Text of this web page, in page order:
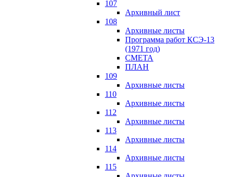
107
Архивный лист
108
Архивные листы
Программа работ КСЭ-13
(1971 год)
СМЕTA
ПЛАН
109
Архивные листы
110
Архивные листы
112
Архивные листы
113
Архивные листы
114
Архивные листы
115